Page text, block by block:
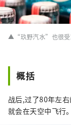
▲“玖野汽水”也很受
概括
战后,过了80年左
就会在天空中飞行。